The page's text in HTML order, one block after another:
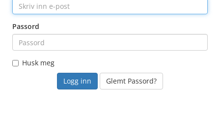
Passord
Husk meg
Glemt Passord?